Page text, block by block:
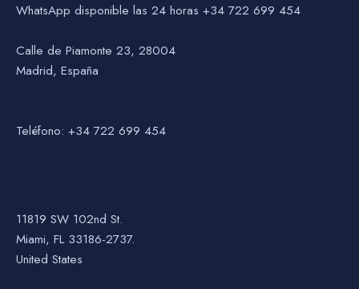
WhatsApp disponible las 24 horas +34 722 699 454
Calle de Piamonte 23, 28004
Madrid, España
Teléfono: +34 722 699 454
11819 SW 102nd St.
Miami, FL 33186-2737.
United States